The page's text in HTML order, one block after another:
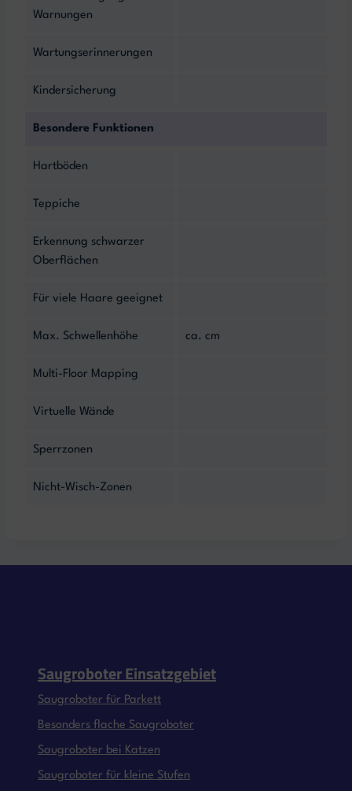
Warnungen
Wartungserinnerungen
Kindersicherung
Besondere Funktionen
Hartböden
Teppiche
Erkennung schwarzer
Oberflächen
Für viele Haare geeignet
Max. Schwellenhöhe ca. cm
Multi-Floor Mapping
Virtuelle Wände
Sperrzonen
Nicht-Wisch-Zonen
Saugroboter Einsatzgebiet
Saugroboter für Parkett
Besonders flache Saugroboter
Saugroboter bei Katzen
Saugroboter für kleine Stufen